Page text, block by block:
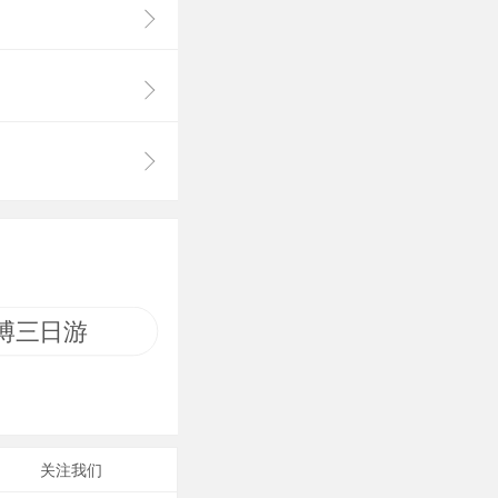
三日游
关注我们